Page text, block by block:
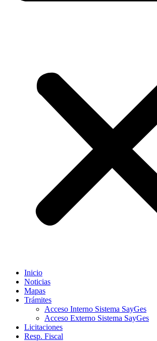
Inicio
Noticias
Mapas
Trámites
Acceso Interno Sistema SayGes
Acceso Externo Sistema SayGes
Licitaciones
Resp. Fiscal